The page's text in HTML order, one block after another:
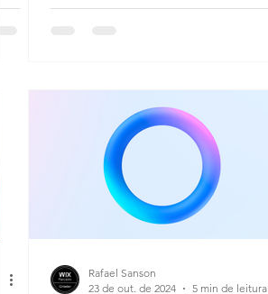
Rafael Sanson
23 de out. de 2024
5 min de leitura